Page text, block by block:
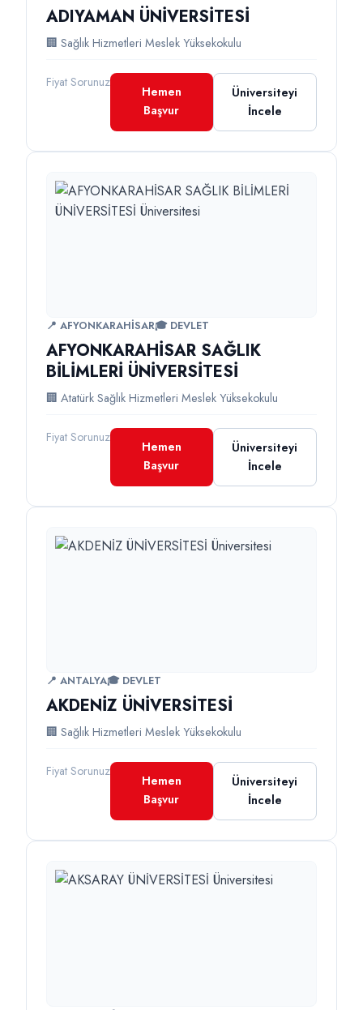
ADIYAMAN ÜNİVERSİTESİ
🏢 Sağlık Hizmetleri Meslek Yüksekokulu
Fiyat Sorunuz
Hemen
Başvur
Üniversiteyi
İncele
📍 AFYONKARAHİSAR🎓 DEVLET
AFYONKARAHİSAR SAĞLIK
BİLİMLERİ ÜNİVERSİTESİ
🏢 Atatürk Sağlık Hizmetleri Meslek Yüksekokulu
Fiyat Sorunuz
Hemen
Başvur
Üniversiteyi
İncele
📍 ANTALYA🎓 DEVLET
AKDENİZ ÜNİVERSİTESİ
🏢 Sağlık Hizmetleri Meslek Yüksekokulu
Fiyat Sorunuz
Hemen
Başvur
Üniversiteyi
İncele